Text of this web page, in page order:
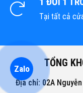
Tại tất cả
TỔNG
Địa chỉ: 02A
Zalo